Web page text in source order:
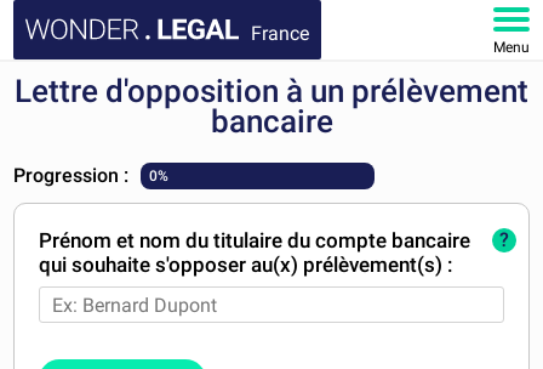
France
Menu
ACCUEIL
MON COMPTE
Lettre d'opposition à un prélèvement
bancaire
Progression : 0%
Prénom et nom du titulaire du compte bancaire
qui souhaite s'opposer au(x) prélèvement(s) :
?